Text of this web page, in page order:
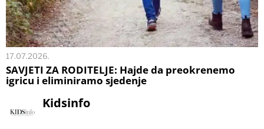
17.07.2026.
SAVJETI ZA RODITELJE: Hajde da preokrenemo
igricu i eliminiramo sjedenje
Kidsinfo